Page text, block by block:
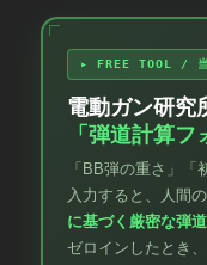
▸ FREE TOOL / 当
電動ガン研究
「弾道計算フ
「BB弾の重さ」
入力すると、人間
に基づく厳密な弾
ゼロインしたとき